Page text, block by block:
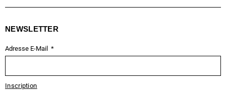
NEWSLETTER
Adresse E-Mail
Inscription